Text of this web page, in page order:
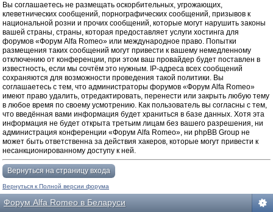
Вы соглашаетесь не размещать оскорбительных, угрожающих,
клеветнических сообщений, порнографических сообщений, призывов к
национальной розни и прочих сообщений, которые могут нарушить законы
вашей страны, страны, которая предоставляет услуги хостинга для
форумов «Форум Alfa Romeo» или международное право. Попытки
размещения таких сообщений могут привести к вашему немедленному
отключению от конференции, при этом ваш провайдер будет поставлен в
известность, если мы сочтём это нужным. IP-адреса всех сообщений
сохраняются для возможности проведения такой политики. Вы
соглашаетесь с тем, что администраторы форумов «Форум Alfa Romeo»
имеют право удалить, отредактировать, перенести или закрыть любую тему
в любое время по своему усмотрению. Как пользователь вы согласны с тем,
что введённая вами информация будет храниться в базе данных. Хотя эта
информация не будет открыта третьим лицам без вашего разрешения, ни
администрация конференции «Форум Alfa Romeo», ни phpBB Group не
может быть ответственна за действия хакеров, которые могут привести к
несанкционированному доступу к ней.
Вернуться на страницу входа
Вернуться к Полной версии форума
Форум Alfa Romeo в Беларуси